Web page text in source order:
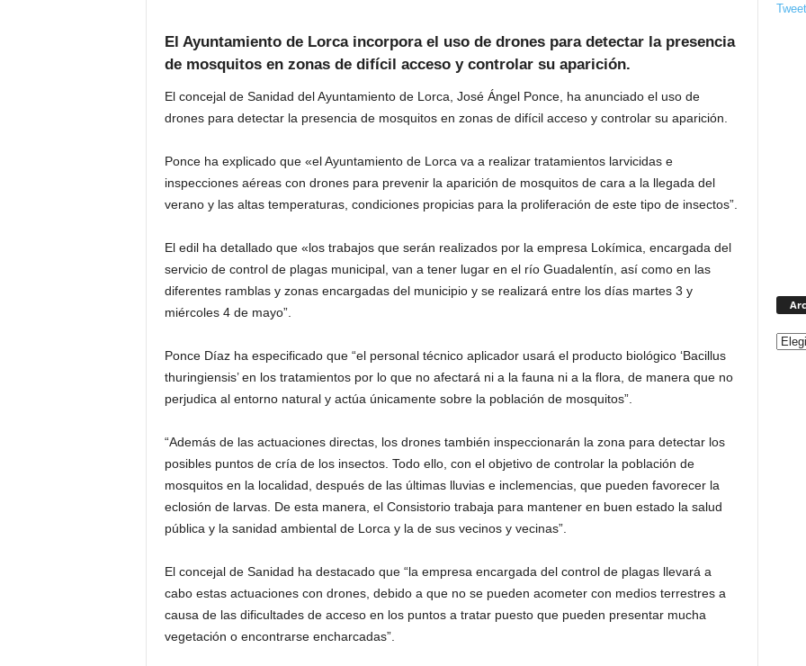
El Ayuntamiento de Lorca incorpora el uso de drones para detectar la presencia
de mosquitos en zonas de difícil acceso y controlar su aparición.
El concejal de Sanidad del Ayuntamiento de Lorca, José Ángel Ponce, ha anunciado el uso de
drones para detectar la presencia de mosquitos en zonas de difícil acceso y controlar su aparición.
Ponce ha explicado que «el Ayuntamiento de Lorca va a realizar tratamientos larvicidas e
inspecciones aéreas con drones para prevenir la aparición de mosquitos de cara a la llegada del
verano y las altas temperaturas, condiciones propicias para la proliferación de este tipo de insectos”.
El edil ha detallado que «los trabajos que serán realizados por la empresa Lokímica, encargada del
servicio de control de plagas municipal, van a tener lugar en el río Guadalentín, así como en las
diferentes ramblas y zonas encargadas del municipio y se realizará entre los días martes 3 y
miércoles 4 de mayo”.
Ponce Díaz ha especificado que “el personal técnico aplicador usará el producto biológico ‘Bacillus
thuringiensis’ en los tratamientos por lo que no afectará ni a la fauna ni a la flora, de manera que no
perjudica al entorno natural y actúa únicamente sobre la población de mosquitos”.
“Además de las actuaciones directas, los drones también inspeccionarán la zona para detectar los
posibles puntos de cría de los insectos. Todo ello, con el objetivo de controlar la población de
mosquitos en la localidad, después de las últimas lluvias e inclemencias, que pueden favorecer la
eclosión de larvas. De esta manera, el Consistorio trabaja para mantener en buen estado la salud
pública y la sanidad ambiental de Lorca y la de sus vecinos y vecinas”.
El concejal de Sanidad ha destacado que “la empresa encargada del control de plagas llevará a
cabo estas actuaciones con drones, debido a que no se pueden acometer con medios terrestres a
causa de las dificultades de acceso en los puntos a tratar puesto que pueden presentar mucha
vegetación o encontrarse encharcadas”.